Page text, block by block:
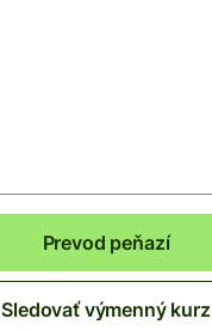
Prevod peňazí
Sledovať výmenný kurz